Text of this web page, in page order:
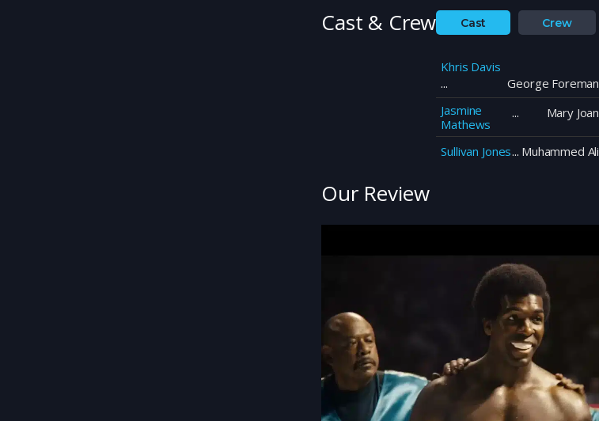
Cast & Crew Cast Crew
Khris Davis
George Foreman
Jasmine
Mathews
Mary Joan
Sullivan Jones Muhammed Ali
Our Review